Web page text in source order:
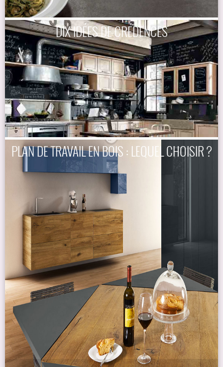
DIX IDÉES DE CRÉDENCES
PLAN DE TRAVAIL EN BOIS : LEQUEL CHOISIR ?